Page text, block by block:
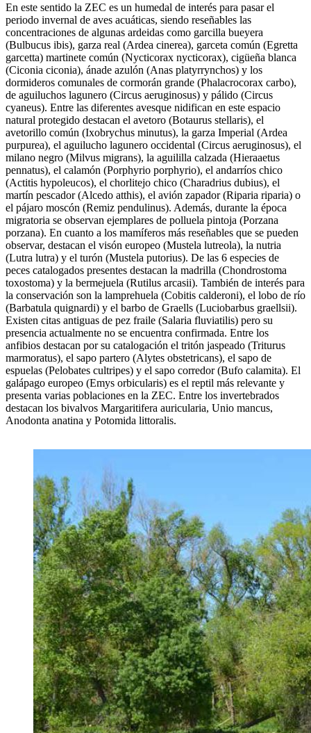
En este sentido la ZEC es un humedal de interés para pasar el
periodo invernal de aves acuáticas, siendo reseñables las
concentraciones de algunas ardeidas como garcilla bueyera
(Bulbucus ibis), garza real (Ardea cinerea), garceta común (Egretta
garcetta) martinete común (Nycticorax nycticorax), cigüeña blanca
(Ciconia ciconia), ánade azulón (Anas platyrrynchos) y los
dormideros comunales de cormorán grande (Phalacrocorax carbo),
de aguiluchos lagunero (Circus aeruginosus) y pálido (Circus
cyaneus). Entre las diferentes avesque nidifican en este espacio
natural protegido destacan el avetoro (Botaurus stellaris), el
avetorillo común (Ixobrychus minutus), la garza Imperial (Ardea
purpurea), el aguilucho lagunero occidental (Circus aeruginosus), el
milano negro (Milvus migrans), la aguililla calzada (Hieraaetus
pennatus), el calamón (Porphyrio porphyrio), el andarríos chico
(Actitis hypoleucos), el chorlitejo chico (Charadrius dubius), el
martín pescador (Alcedo atthis), el avión zapador (Riparia riparia) o
el pájaro moscón (Remiz pendulinus). Además, durante la época
migratoria se observan ejemplares de polluela pintoja (Porzana
porzana). En cuanto a los mamíferos más reseñables que se pueden
observar, destacan el visón europeo (Mustela lutreola), la nutria
(Lutra lutra) y el turón (Mustela putorius). De las 6 especies de
peces catalogados presentes destacan la madrilla (Chondrostoma
toxostoma) y la bermejuela (Rutilus arcasii). También de interés para
la conservación son la lamprehuela (Cobitis calderoni), el lobo de río
(Barbatula quignardi) y el barbo de Graells (Luciobarbus graellsii).
Existen citas antiguas de pez fraile (Salaria fluviatilis) pero su
presencia actualmente no se encuentra confirmada. Entre los
anfibios destacan por su catalogación el tritón jaspeado (Triturus
marmoratus), el sapo partero (Alytes obstetricans), el sapo de
espuelas (Pelobates cultripes) y el sapo corredor (Bufo calamita). El
galápago europeo (Emys orbicularis) es el reptil más relevante y
presenta varias poblaciones en la ZEC. Entre los invertebrados
destacan los bivalvos Margaritifera auricularia, Unio mancus,
Anodonta anatina y Potomida littoralis.